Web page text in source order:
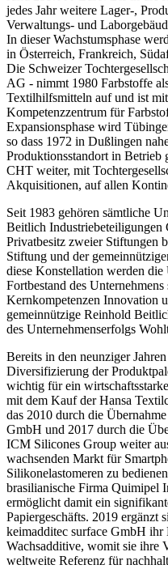
jedes Jahr weitere Lager-,
Verwaltungs- und
In dieser Wachstumsphase
in Österreich, Frankreich,
Die Schweizer
AG - nimmt 1980 Farbstoffe
Textilhilfsmitteln auf und ist
Kompetenzzentrum für
Expansionsphase wird
so dass 1972 in Dußlingen
Produktionsstandort in Betrieb
CHT weiter, mit
Akquisitionen, auf allen
Seit 1983 gehören sämtliche
Beitlich
Privatbesitz zweier Stiftungen
Stiftung und der
diese Konstellation werden
Fortbestand des
Kernkompetenzen Innovation
gemeinnützige Reinhold
des Unternehmenserfolgs
Bereits in den neunziger
Diversifizierung der
wichtig für ein
mit dem Kauf der Hansa
das 2010 durch die
GmbH und 2017 durch die
ICM Silicones Group weiter
wachsenden Markt für
Silikonelastomeren zu
brasilianische Firma Quimipel
ermöglicht damit ein
Papiergeschäfts. 2019 ergänzt
keimadditec surface GmbH ihr
Wachsadditive, womit sie ihre
weltweite Referenz für